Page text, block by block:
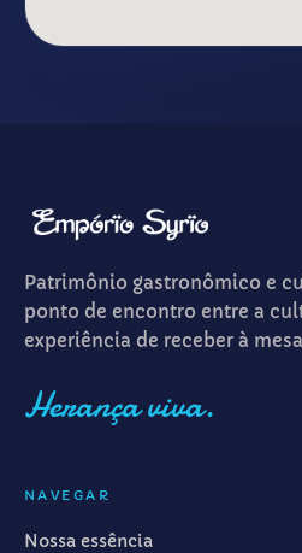
Patrimônio gastronômico e
ponto de encontro entre a
experiência de receber à
Herança viva.
NAVEGAR
Nossa essência